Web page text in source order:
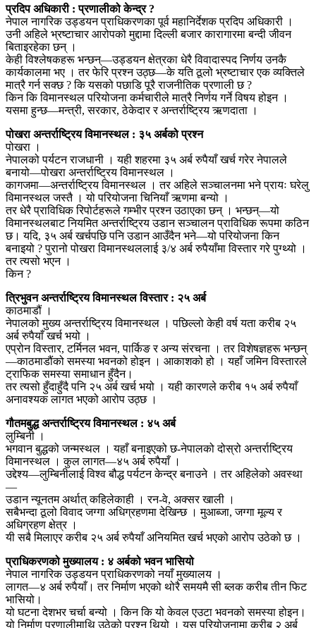
प्रदिप अधिकारी : प्रणालीको केन्द्र ?
नेपाल नागरिक उड्डयन प्राधिकरणका पूर्व महानिर्देशक प्रदिप अधिकारी ।
उनी अहिले भ्रष्टाचार आरोपको मुद्दामा दिल्ली बजार कारागारमा बन्दी जीवन
बिताइरहेका छन् ।
केही विश्लेषकहरू भन्छन्—उड्डयन क्षेत्रका धेरै विवादास्पद निर्णय उनकै
कार्यकालमा भए । तर फेरि प्रश्न उठ्छ—के यति ठूलो भ्रष्टाचार एक व्यक्तिले
मात्रै गर्न सक्छ ? कि यसको पछाडि पूरै राजनीतिक प्रणाली छ ?
किन कि विमानस्थल परियोजना कर्मचारीले मात्रै निर्णय गर्ने विषय होइन ।
यसमा हुन्छ—मन्त्री, सरकार, ठेकेदार र अन्तर्राष्ट्रिय ऋणदाता ।
पोखरा अन्तर्राष्ट्रिय विमानस्थल : ३५ अर्बको प्रश्न
पोखरा ।
नेपालको पर्यटन राजधानी । यही शहरमा ३५ अर्ब रुपैयाँ खर्च गरेर नेपालले
बनायो—पोखरा अन्तर्राष्ट्रिय विमानस्थल ।
कागजमा—अन्तर्राष्ट्रिय विमानस्थल । तर अहिले सञ्चालनमा भने प्रायः घरेलु
विमानस्थल जस्तै । यो परियोजना चिनियाँ ऋणमा बन्यो ।
तर धेरै प्राविधिक रिपोर्टहरूले गम्भीर प्रश्न उठाएका छन् । भन्छन्—यो
विमानस्थलबाट नियमित अन्तर्राष्ट्रिय उडान सञ्चालन प्राविधिक रूपमा कठिन
छ। यदि, ३५ अर्ब खर्चपछि पनि उडान आउँदैन भने—यो परियोजना किन
बनाइयो ? पुरानो पोखरा विमानस्थललाई ३/४ अर्ब रुपैयाँमा विस्तार गरे पुग्थ्यो ।
तर त्यसो भएन ।
किन ?
त्रिभुवन अन्तर्राष्ट्रिय विमानस्थल विस्तार : २५ अर्ब
काठमाडौं ।
नेपालको मुख्य अन्तर्राष्ट्रिय विमानस्थल । पछिल्लो केही वर्ष यता करीब २५
अर्ब रुपैयाँ खर्च भयो ।
एप्रोन विस्तार, टर्मिनल भवन, पार्किङ र अन्य संरचना । तर विशेषज्ञहरू भन्छन्
—काठमाडौंको समस्या भवनको होइन । आकाशको हो । यहाँ जमिन विस्तारले
ट्राफिक समस्या समाधान हुँदैन।
तर त्यसो हुँदाहुँदै पनि २५ अर्ब खर्च भयो । यही कारणले करीब १५ अर्ब रुपैयाँ
अनावश्यक लागत भएको आरोप उठ्छ ।
गौतमबुद्ध अन्तर्राष्ट्रिय विमानस्थल : ४५ अर्ब
लुम्बिनी ।
भगवान बुद्धको जन्मस्थल । यहाँ बनाइएको छ-नेपालको दोस्रो अन्तर्राष्ट्रिय
विमानस्थल । कुल लागत—४५ अर्ब रुपैयाँ ।
उद्देश्य—लुम्बिनीलाई विश्व बौद्ध पर्यटन केन्द्र बनाउने । तर अहिलेको अवस्था
—
उडान न्यूनतम अर्थात् कहिलेकाही । रन-वे, अक्सर खाली ।
सबैभन्दा ठूलो विवाद जग्गा अधिग्रहणमा देखिन्छ । मुआब्जा, जग्गा मूल्य र
अधिग्रहण क्षेत्र ।
यी सबै मिलाएर करीब २५ अर्ब रुपैयाँ अनियमित खर्च भएको आरोप उठेको छ ।
प्राधिकरणको मुख्यालय : ४ अर्बको भवन भासियो
नेपाल नागरिक उड्डयन प्राधिकरणको नयाँ मुख्यालय ।
लागत—४ अर्ब रुपैयाँ। तर निर्माण भएको थोरै समयमै सी ब्लक करीब तीन फिट
भासियो।
यो घटना देशभर चर्चा बन्यो । किन कि यो केवल एउटा भवनको समस्या होइन।
यो निर्माण प्रणालीमाथि उठेको प्रश्न थियो । यस परियोजनामा करीब २ अर्ब